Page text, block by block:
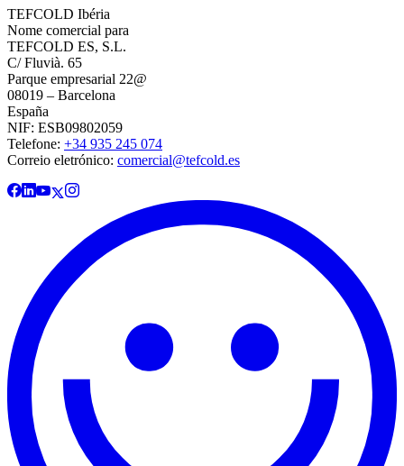
TEFCOLD Ibéria
Nome comercial para
TEFCOLD ES, S.L.
C/ Fluvià. 65
Parque empresarial 22@
08019 – Barcelona
España
NIF: ESB09802059
Telefone: +34 935 245 074
Correio eletrónico: comercial@tefcold.es